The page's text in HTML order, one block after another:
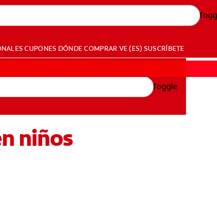
CUPONES DÓNDE COMPRAR VE (ES) SUSCRÍBETE
Toggle
niños